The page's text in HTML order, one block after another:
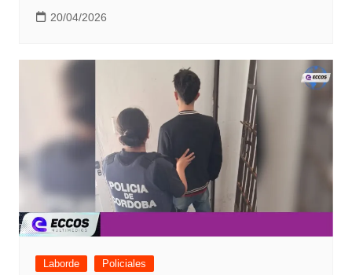
20/04/2026
Laborde Policiales